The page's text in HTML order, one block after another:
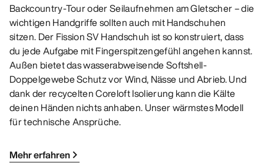
Backcountry-Tour oder Seilaufnehmen am Gletscher – die
wichtigen Handgriffe sollten auch mit Handschuhen
sitzen. Der Fission SV Handschuh ist so konstruiert, dass
du jede Aufgabe mit Fingerspitzengefühl angehen kannst.
Außen bietet das wasserabweisende Softshell-
Doppelgewebe Schutz vor Wind, Nässe und Abrieb. Und
dank der recycelten Coreloft Isolierung kann die Kälte
deinen Händen nichts anhaben. Unser wärmstes Modell
für technische Ansprüche.
Mehr erfahren